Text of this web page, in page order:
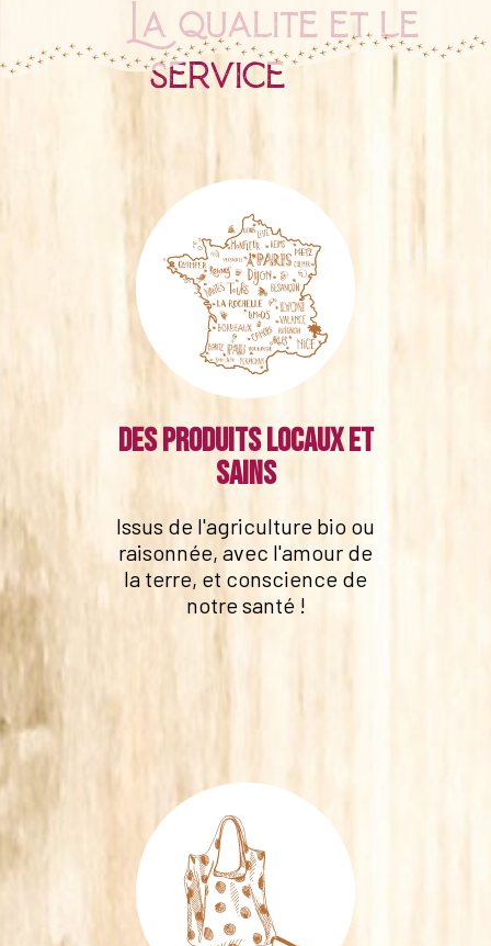
La qualité et le
service
Des produits locaux et
sains
Issus de l'agriculture bio ou
raisonnée, avec l'amour de
la terre, et conscience de
notre santé !